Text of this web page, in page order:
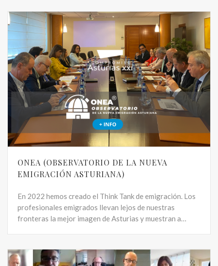
ONEA (OBSERVATORIO DE LA NUEVA
EMIGRACIÓN ASTURIANA)
En 2022 hemos creado el Think Tank de emigración. Los
profesionales emigrados llevan lejos de nuestras
fronteras la mejor imagen de Asturias y muestran a…